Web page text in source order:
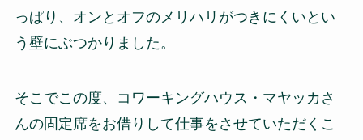
っぱり、オンとオフのメリハリがつきにくいとい
う壁にぶつかりました。
そこでこの度、コワーキングハウス・マヤッカさ
んの固定席をお借りして仕事をさせていただくこ